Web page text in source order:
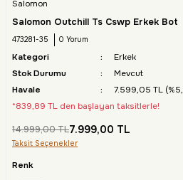
Salomon
Salomon Outchill Ts Cswp Erkek Bot
473281-35 0 Yorum
Kategori
Erkek
Stok Durumu
Mevcut
Havale
7.599,05 TL
*839,89 TL den başlayan taksitlerle!
14.999,00 TL7.999,00 TL
Taksit Seçenekler
Renk